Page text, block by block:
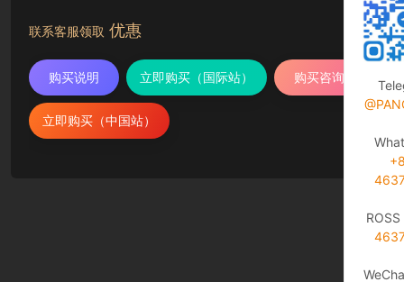
联系客服领取 优惠
购买说明 立即购买（国际站） 购买咨询
立即购买（中国站）